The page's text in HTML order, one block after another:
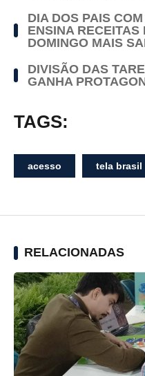
DIA DOS PAIS
ENSINA RECEITAS
DOMINGO MAIS
DIVISÃO DAS
GANHA
TAGS:
acesso tela brasil
RELACIONADAS